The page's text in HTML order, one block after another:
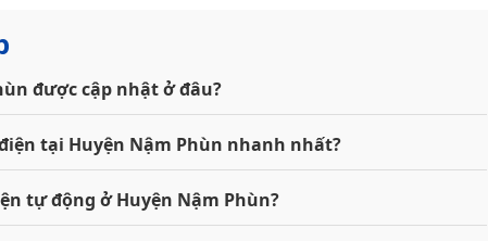
được cập nhật ở đâu?
tại Huyện Nậm Phùn nhanh nhất?
tự động ở Huyện Nậm Phùn?